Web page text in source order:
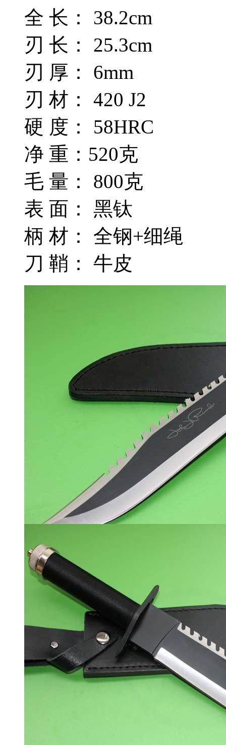
全 长： 38.2cm
刃 长： 25.3cm
刃 厚： 6mm
刃 材： 420 J2
硬 度： 58HRC
净 重：520克
毛 量： 800克
表 面： 黑钛
柄 材： 全钢+细绳
刀 鞘： 牛皮